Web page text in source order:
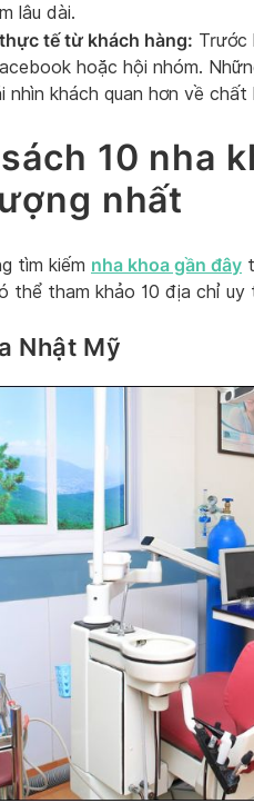
lâu dài.
tế từ khách hàng: Trước
hoặc hội nhóm.
nhìn khách quan hơn về chất
10 nha
nhất
tìm kiếm nha khoa gần đây
thể tham khảo 10 địa chỉ uy
Nhật Mỹ